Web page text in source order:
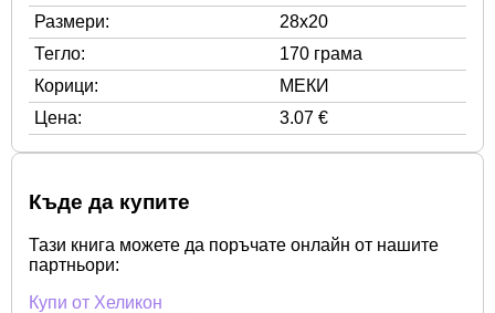
Размери:
28x20
Тегло:
170 грама
Корици:
МЕКИ
Цена:
3.07 €
Къде да купите
Тази книга можете да поръчате онлайн от нашите
партньори:
Купи от Хеликон